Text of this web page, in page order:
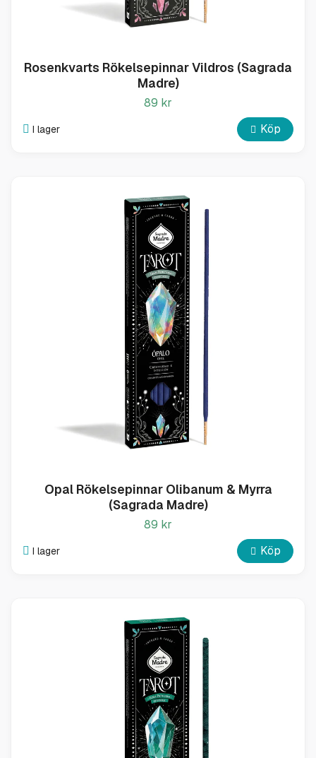
Rosenkvarts Rökelsepinnar Vildros (Sagrada
Madre)
89 kr
I lager Köp
Opal Rökelsepinnar Olibanum & Myrra
(Sagrada Madre)
89 kr
I lager Köp